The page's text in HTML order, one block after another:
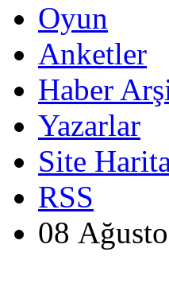
Oyun
Anketler
Haber
Yazarlar
Site
RSS
08